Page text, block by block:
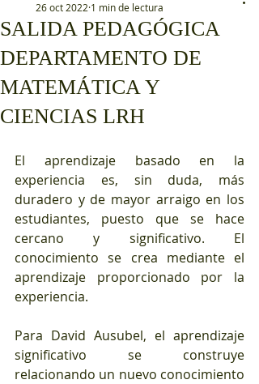
SALIDA PEDAGÓGICA
DEPARTAMENTO DE
MATEMÁTICA Y
CIENCIAS LRH
26 oct 2022 1 min de lectura
El aprendizaje basado en la
experiencia es, sin duda, más
duradero y de mayor arraigo en los
estudiantes, puesto que se hace
cercano y significativo. El
conocimiento se crea mediante el
aprendizaje proporcionado por la
experiencia.
Para David Ausubel, el aprendizaje
significativo se construye
relacionando un nuevo conocimiento